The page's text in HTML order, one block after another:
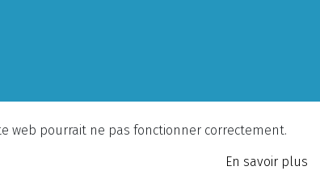
web pourrait ne pas fonctionner correctement.
En savoir plus